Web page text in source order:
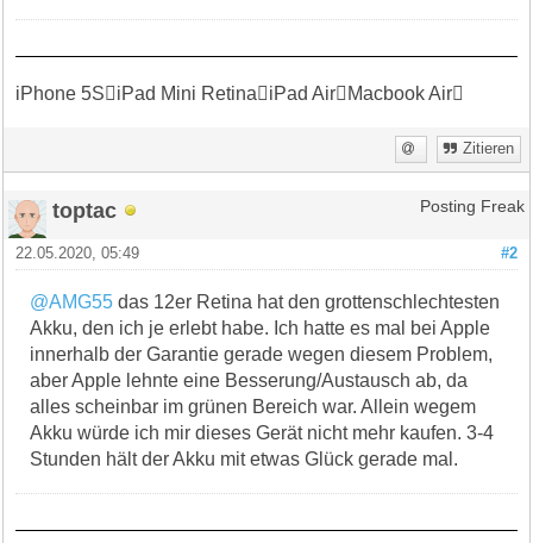
iPhone 5SiPad Mini RetinaiPad AirMacbook Air
Zitieren
toptac Posting Freak
#2
22.05.2020, 05:49
@AMG55 das 12er Retina hat den grottenschlechtesten
Akku, den ich je erlebt habe. Ich hatte es mal bei Apple
innerhalb der Garantie gerade wegen diesem Problem,
aber Apple lehnte eine Besserung/Austausch ab, da
alles scheinbar im grünen Bereich war. Allein wegem
Akku würde ich mir dieses Gerät nicht mehr kaufen. 3-4
Stunden hält der Akku mit etwas Glück gerade mal.